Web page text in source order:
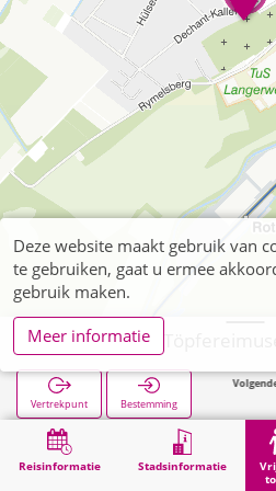
Reisinformatie Stadsinformatie
Langerwehe,
Vertrekpunt Bestemming
Volgende haltes:
Vrije tijd & toerisme Cultuur Langerwehe,
Deze website maakt gebruik van
te gebruiken, gaat u ermee
gebruik maken.
Meer informatie